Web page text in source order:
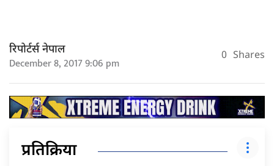
रिपोर्टर्स नेपाल
December 8, 2017 9:06 pm 0 Shares
प्रतिक्रिया